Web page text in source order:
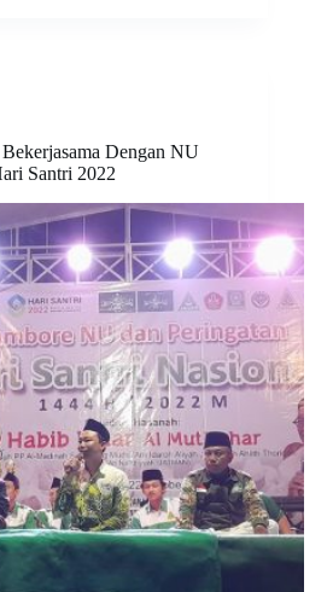
Dengan NU
Santri 2022